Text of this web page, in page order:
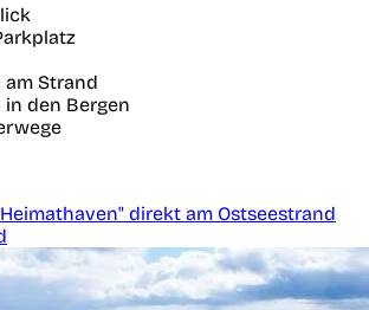
am Strand
in den Bergen
direkt am Ostseestrand